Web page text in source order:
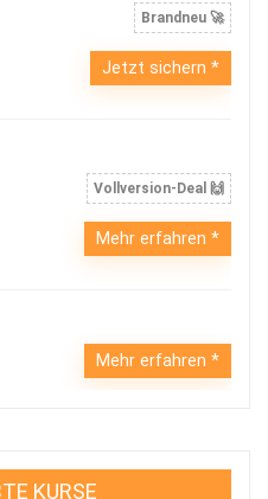
Brandneu 🚀
Jetzt sichern
Vollversion-Deal 🙌
Mehr erfahren
Mehr erfahren
KURSE